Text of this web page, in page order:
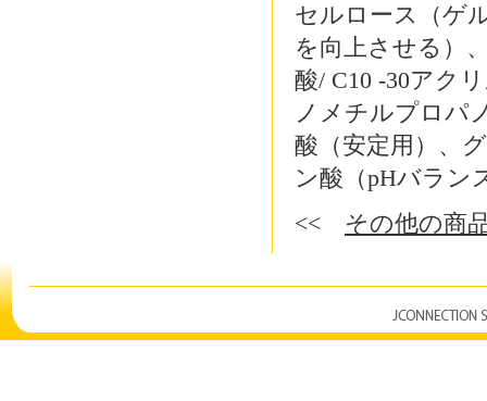
セルロース（ゲ
を向上させる）
酸/ C10 -30アク
ノメチルプロパ
酸（安定用）、
ン酸（pHバラン
<< その他の商